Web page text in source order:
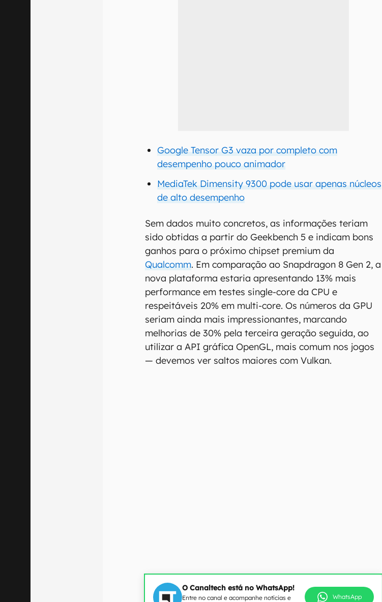
Google Tensor G3 vaza por completo com
desempenho pouco animador
MediaTek Dimensity 9300 pode usar apenas núcleos
de alto desempenho
Sem dados muito concretos, as informações teriam
sido obtidas a partir do Geekbench 5 e indicam bons
ganhos para o próximo chipset premium da
Qualcomm. Em comparação ao Snapdragon 8 Gen 2, a
nova plataforma estaria apresentando 13% mais
performance em testes single-core da CPU e
respeitáveis 20% em multi-core. Os números da GPU
seriam ainda mais impressionantes, marcando
melhorias de 30% pela terceira geração seguida, ao
utilizar a API gráfica OpenGL, mais comum nos jogos
— devemos ver saltos maiores com Vulkan.
O Canaltech está no WhatsApp!
Entre no canal e acompanhe notícias e
WhatsApp